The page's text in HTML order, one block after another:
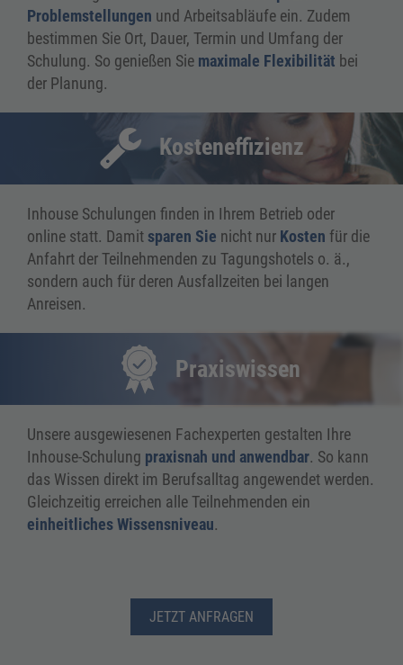
Problemstellungen und Arbeitsabläufe ein. Zudem
bestimmen Sie Ort, Dauer, Termin und Umfang der
Schulung. So genießen Sie maximale Flexibilität bei
der Planung.
Kosteneffizienz
Inhouse Schulungen finden in Ihrem Betrieb oder
online statt. Damitsparen Sie nicht nur Kosten für die
Anfahrt der Teilnehmenden zu Tagungshotels o. ä.,
sondern auch für deren Ausfallzeiten bei langen
Anreisen.
Praxiswissen
Unsere ausgewiesenen Fachexperten gestalten Ihre
Inhouse-Schulung praxisnah und anwendbar. So kann
das Wissen direkt im Berufsalltag angewendet werden.
Gleichzeitig erreichen alle Teilnehmenden ein
einheitliches Wissensniveau.
JETZT ANFRAGEN